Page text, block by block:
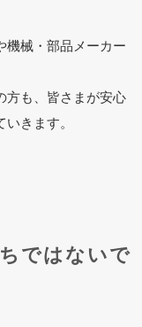
機械・部品メーカー
方も、皆さまが安心
きます。
ではないで